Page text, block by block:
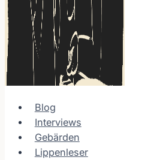
Blog
Interviews
Gebärden
Lippenleser